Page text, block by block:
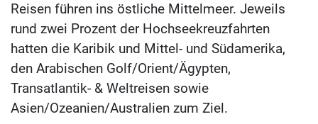
Reisen führen ins östliche Mittelmeer. Jeweils
rund zwei Prozent der Hochseekreuzfahrten
hatten die Karibik und Mittel- und Südamerika,
den Arabischen Golf/Orient/Ägypten,
Transatlantik- & Weltreisen sowie
Asien/Ozeanien/Australien zum Ziel.